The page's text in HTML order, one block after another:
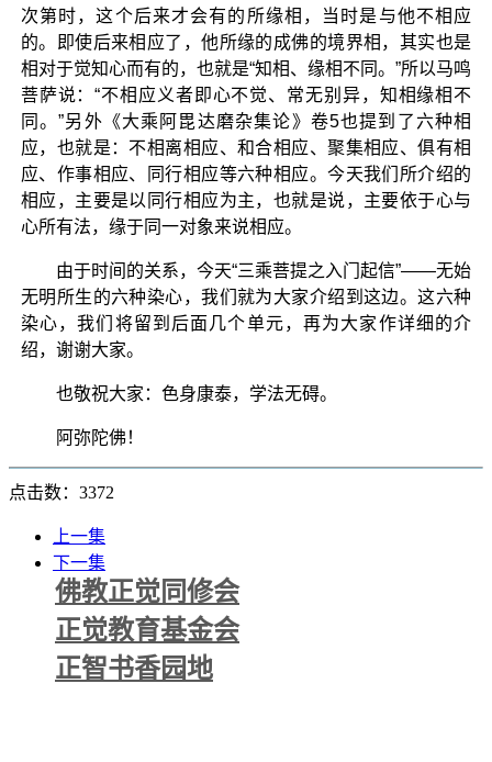
次第时，这个后来才会有的所缘相，当时是与他不相应
的。即使后来相应了，他所缘的成佛的境界相，其实也是
相对于觉知心而有的，也就是“知相、缘相不同。”所以马鸣
菩萨说：“不相应义者即心不觉、常无别异，知相缘相不
同。”另外《大乘阿毘达磨杂集论》卷5也提到了六种相
应，也就是：不相离相应、和合相应、聚集相应、俱有相
应、作事相应、同行相应等六种相应。今天我们所介绍的
相应，主要是以同行相应为主，也就是说，主要依于心与
心所有法，缘于同一对象来说相应。
由于时间的关系，今天“三乘菩提之入门起信”——无始
无明所生的六种染心，我们就为大家介绍到这边。这六种
染心，我们将留到后面几个单元，再为大家作详细的介
绍，谢谢大家。
也敬祝大家：色身康泰，学法无碍。
阿弥陀佛！
点击数：3372
上一集
下一集
佛教正觉同修会
正觉教育基金会
正智书香园地